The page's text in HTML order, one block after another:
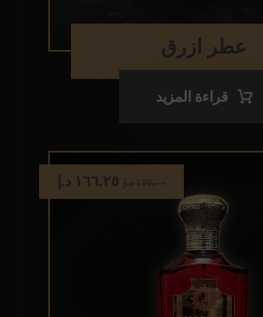
عطر ازرق
قراءة المزيد
١٧٥.٠٠ د.إ ١٦٦.٢٥ د.إ